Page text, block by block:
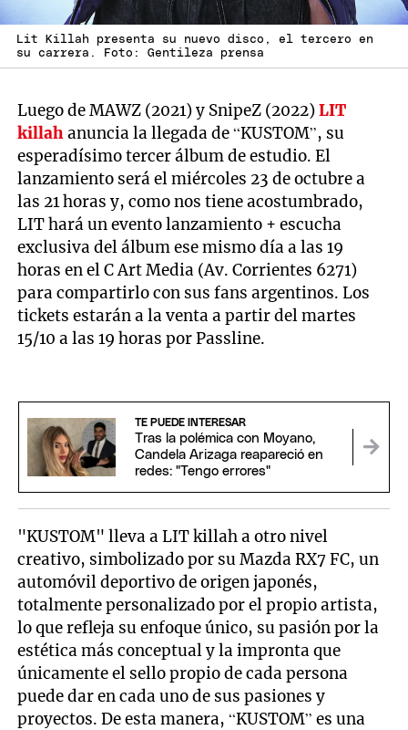
Lit Killah presenta su nuevo disco, el tercero en
su carrera. Foto: Gentileza prensa
Luego de MAWZ (2021) y SnipeZ (2022)LIT
killahanuncia la llegada de “KUSTOM”, su
esperadísimo tercer álbum de estudio. El
lanzamiento será el miércoles 23 de octubre a
las 21 horas y, como nos tiene acostumbrado,
LIT hará un evento lanzamiento + escucha
exclusiva del álbum ese mismo día a las 19
horas en el C Art Media (Av. Corrientes 6271)
para compartirlo con sus fans argentinos. Los
tickets estarán a la venta a partir del martes
15/10 a las 19 horas por Passline.
TE PUEDE INTERESAR
Tras la polémica con Moyano,
Candela Arizaga reapareció en
redes: "Tengo errores"
"KUSTOM" lleva a LIT killah a otro nivel
creativo, simbolizado por su Mazda RX7 FC, un
automóvil deportivo de origen japonés,
totalmente personalizado por el propio artista,
lo que refleja su enfoque único, su pasión por la
estética más conceptual y la impronta que
únicamente el sello propio de cada persona
puede dar en cada uno de sus pasiones y
proyectos. De esta manera, “KUSTOM” es una